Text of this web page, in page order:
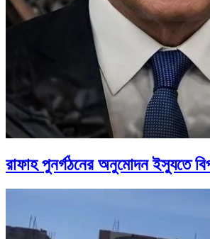
রাফাহ পুনর্গঠনের অনুমোদন ইস্যুতে